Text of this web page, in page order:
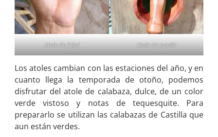
Atole de frijol Atole de panile
Los atoles cambian con las estaciones del año, y en
cuanto llega la temporada de otoño, podemos
disfrutar del atole de calabaza, dulce, de un color
verde vistoso y notas de tequesquite. Para
prepararlo se utilizan las calabazas de Castilla que
aun están verdes.